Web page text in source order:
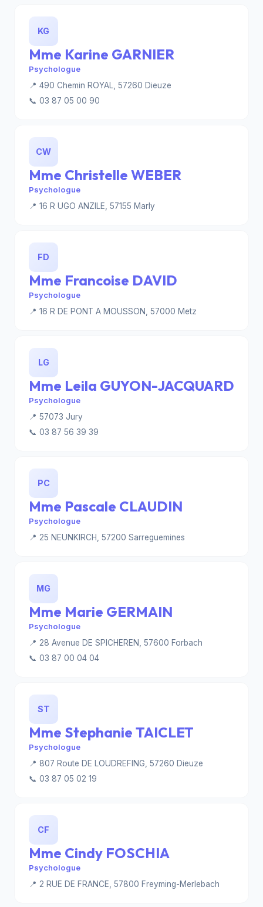
KG
Mme Karine GARNIER
Psychologue
📍 490 Chemin ROYAL, 57260 Dieuze
📞 03 87 05 00 90
CW
Mme Christelle WEBER
Psychologue
📍 16 R UGO ANZILE, 57155 Marly
FD
Mme Francoise DAVID
Psychologue
📍 16 R DE PONT A MOUSSON, 57000 Metz
LG
Mme Leila GUYON-JACQUARD
Psychologue
📍 57073 Jury
📞 03 87 56 39 39
PC
Mme Pascale CLAUDIN
Psychologue
📍 25 NEUNKIRCH, 57200 Sarreguemines
MG
Mme Marie GERMAIN
Psychologue
📍 28 Avenue DE SPICHEREN, 57600 Forbach
📞 03 87 00 04 04
ST
Mme Stephanie TAICLET
Psychologue
📍 807 Route DE LOUDREFING, 57260 Dieuze
📞 03 87 05 02 19
CF
Mme Cindy FOSCHIA
Psychologue
📍 2 RUE DE FRANCE, 57800 Freyming-Merlebach